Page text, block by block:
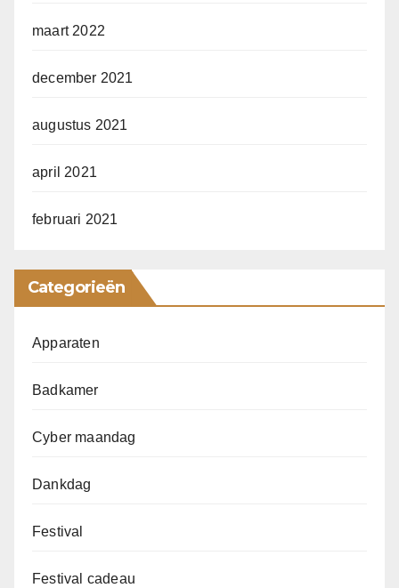
maart 2022
december 2021
augustus 2021
april 2021
februari 2021
Categorieën
Apparaten
Badkamer
Cyber maandag
Dankdag
Festival
Festival cadeau